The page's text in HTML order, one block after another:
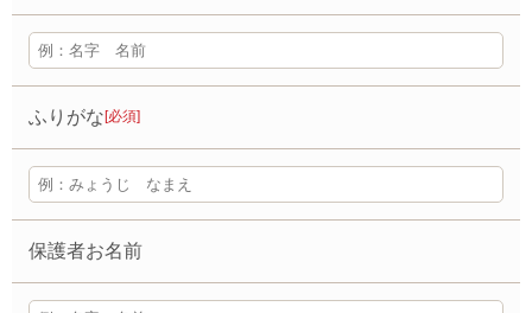
ふりがな [必須]
保護者お名前